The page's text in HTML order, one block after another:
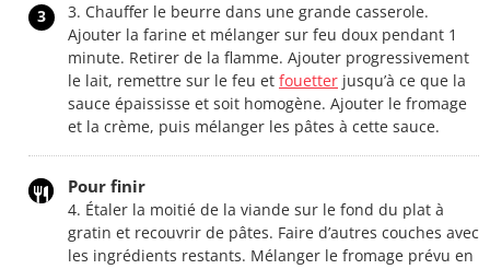
3
3. Chauffer le beurre dans une grande casserole.
Ajouter la farine et mélanger sur feu doux pendant 1
minute. Retirer de la flamme. Ajouter progressivement
le lait, remettre sur le feu et fouetter jusqu’à ce que la
sauce épaississe et soit homogène. Ajouter le fromage
et la crème, puis mélanger les pâtes à cette sauce.
Pour finir
4. Étaler la moitié de la viande sur le fond du plat à
gratin et recouvrir de pâtes. Faire d’autres couches avec
les ingrédients restants. Mélanger le fromage prévu en